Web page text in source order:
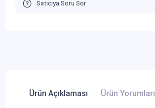
Satıcıya Soru Sor
Ürün Açıklaması Ürün Yorumları